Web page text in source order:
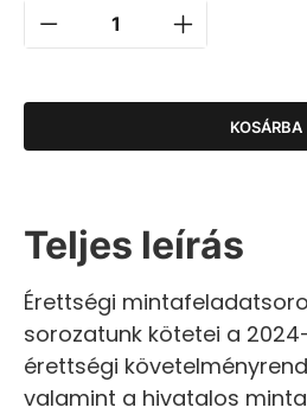
KOSÁRBA
Teljes leírás
Érettségi
sorozatunk kötetei a
érettségi
valamint a hivatalos